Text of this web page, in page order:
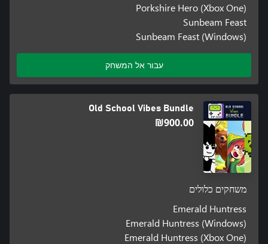
Porkshire Hero (Xbox One)
Sunbeam Feast
Sunbeam Feast (Windows)
עבור אל המשחק
Old School Vibes Bundle
‪₪‎900.00‬
משחקים כלולים
Emerald Huntress
Emerald Huntress (Windows)
Emerald Huntress (Xbox One)